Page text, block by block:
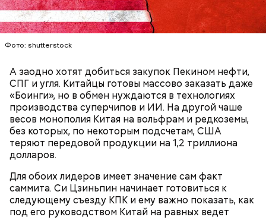
Фото: shutterstock
А заодно хотят добиться закупок Пекином нефти,
СПГ и угля. Китайцы готовы массово заказать даже
«Боинги», но в обмен нуждаются в технологиях
производства суперчипов и ИИ. На другой чаше
весов монополия Китая на вольфрам и редкоземы,
без которых, по некоторым подсчетам, США
теряют передовой продукции на 1,2 триллиона
долларов.
Для обоих лидеров имеет значение сам факт
саммита. Си Цзиньпин начинает готовиться к
следующему съезду КПК и ему важно показать, как
под его руководством Китай на равных ведет
День «Счастье случается»
Противень ставится в духовку, разогретую до 180–
190 градусов. Спагетти из кабачка нужно запекать
25–30 минут.